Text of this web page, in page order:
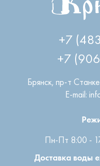
+7
+7
Брянск
пр-т
E-mail:
Пн-Пт 8:00 -
Доставка воды